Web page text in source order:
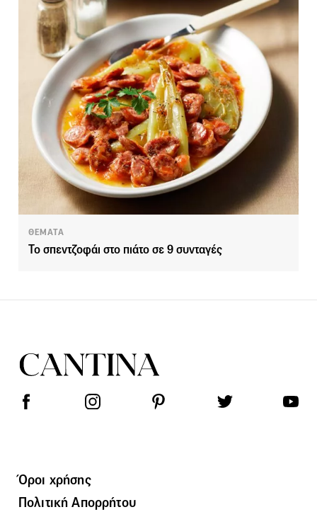
ΘΕΜΑΤΑ
Το σπεντζοφάι στο πιάτο σε 9 συνταγές
Όροι χρήσης
Πολιτική Απορρήτου